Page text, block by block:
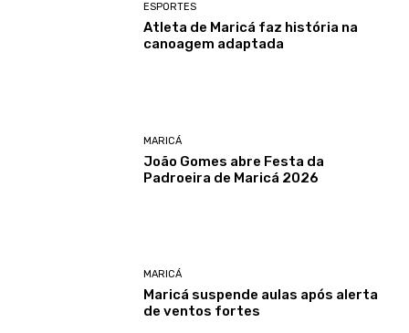
ESPORTES
Atleta de Maricá faz história na
canoagem adaptada
MARICÁ
João Gomes abre Festa da
Padroeira de Maricá 2026
MARICÁ
Maricá suspende aulas após alerta
de ventos fortes